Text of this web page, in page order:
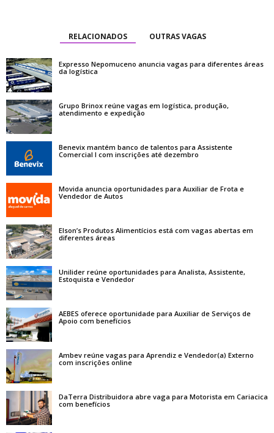
RELACIONADOS OUTRAS VAGAS
Expresso Nepomuceno anuncia vagas para diferentes áreas
da logística
Grupo Brinox reúne vagas em logística, produção,
atendimento e expedição
Benevix mantém banco de talentos para Assistente
Comercial I com inscrições até dezembro
Movida anuncia oportunidades para Auxiliar de Frota e
Vendedor de Autos
Elson’s Produtos Alimentícios está com vagas abertas em
diferentes áreas
Unilider reúne oportunidades para Analista, Assistente,
Estoquista e Vendedor
AEBES oferece oportunidade para Auxiliar de Serviços de
Apoio com benefícios
Ambev reúne vagas para Aprendiz e Vendedor(a) Externo
com inscrições online
DaTerra Distribuidora abre vaga para Motorista em Cariacica
com benefícios